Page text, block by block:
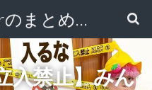
面白いyoutuberのまとめ動画
入禁止】みん